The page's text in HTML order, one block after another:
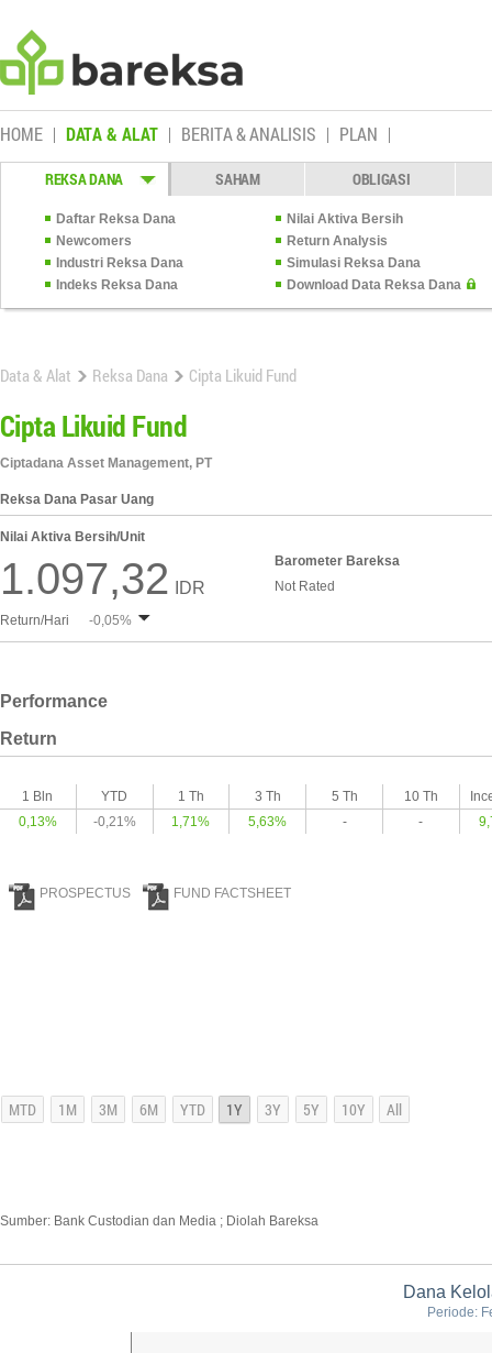
HOME DATA & ALAT BERITA & ANALISIS PLAN
REKSA DANA SAHAM OBLIGASI
Daftar Reksa Dana
Nilai Aktiva Bersih
Newcomers
Return Analysis
Industri Reksa Dana
Simulasi Reksa Dana
Indeks Reksa Dana
Download Data Reksa Dana
Data & Alat Reksa Dana Cipta Likuid Fund
Cipta Likuid Fund
Ciptadana Asset Management, PT
Reksa Dana Pasar Uang
Nilai Aktiva Bersih/Unit
1.097,32 IDR
Barometer Bareksa
Not Rated
Return/Hari -0,05%
Performance
Return
1 Bln YTD 1 Th 3 Th 5 Th 10 Th
0,13%
-0,21% 1,71% 5,63% - -
PROSPECTUS FUND FACTSHEET
Sumber: Bank Custodian dan Media ; Diolah Bareksa
Dana
Periode: